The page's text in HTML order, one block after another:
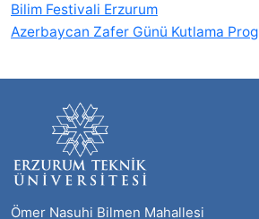
Bilim Festivali Erzurum
Azerbaycan Zafer Günü Kutlama
Ömer Nasuhi Bilmen Mahallesi